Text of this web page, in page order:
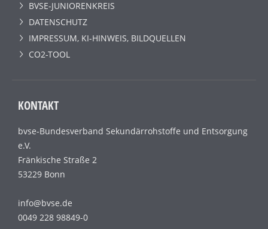
BVSE-JUNIORENKREIS
DATENSCHUTZ
IMPRESSUM, KI-HINWEIS, BILDQUELLEN
CO2-TOOL
KONTAKT
bvse-Bundesverband Sekundärrohstoffe und Entsorgung
e.V.
Fränkische Straße 2
53229 Bonn
info@bvse.de
0049 228 98849-0